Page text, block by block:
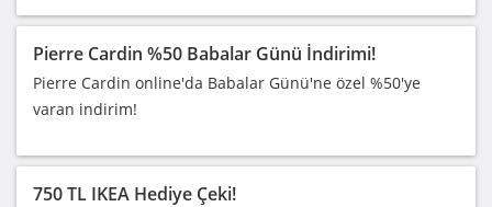
Pierre Cardin %50 Babalar Günü İndirimi!
Pierre Cardin online'da Babalar Günü'ne özel %50'ye
varan indirim!
750 TL IKEA Hediye Çeki!